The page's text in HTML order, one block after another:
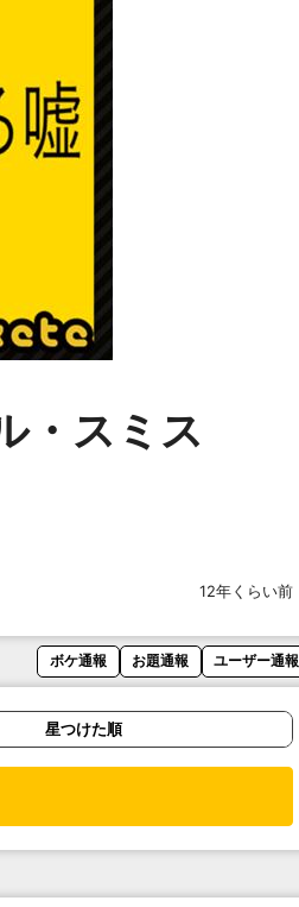
・スミス
12年くらい前
ボケ通報 お題通報 ユーザー通報
星つけた順